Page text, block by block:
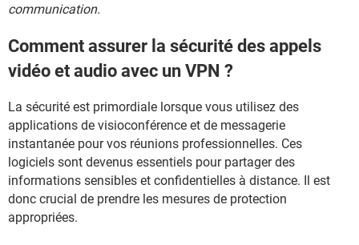
communication.
Comment assurer la sécurité des appels
vidéo et audio avec un VPN ?
La sécurité est primordiale lorsque vous utilisez des
applications de visioconférence et de messagerie
instantanée pour vos réunions professionnelles. Ces
logiciels sont devenus essentiels pour partager des
informations sensibles et confidentielles à distance. Il est
donc crucial de prendre les mesures de protection
appropriées.